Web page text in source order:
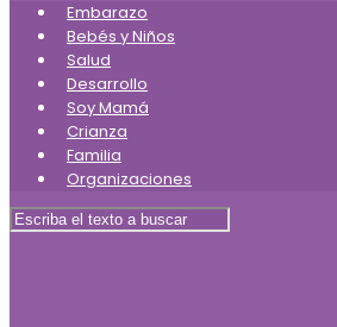
Embarazo
Bebés y Niños
Salud
Desarrollo
Soy Mamá
Crianza
Familia
Organizaciones